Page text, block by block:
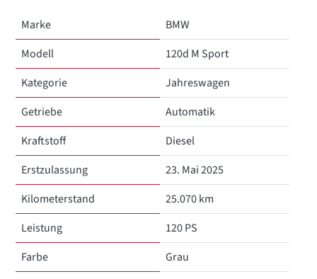
Marke
BMW
Modell
120d M Sport
Kategorie
Jahreswagen
Getriebe
Automatik
Kraftstoff
Diesel
Erstzulassung
23. Mai 2025
Kilometerstand
25.070 km
Leistung
120 PS
Farbe
Grau